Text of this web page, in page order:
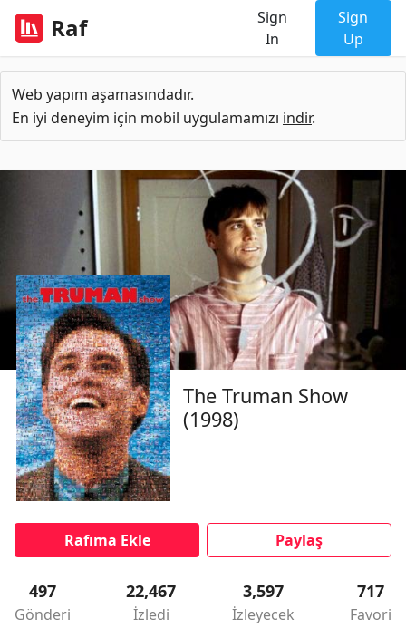
Raf
Sign
In
Sign
Up
Web yapım aşamasındadır.
En iyi deneyim için mobil uygulamamızı indir.
The Truman Show
(1998)
Rafıma Ekle Paylaş
497
Gönderi
22,467
İzledi
3,597
İzleyecek
717
Favori